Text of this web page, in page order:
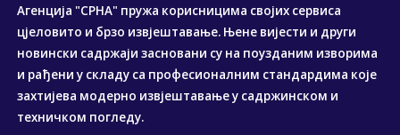
Агенција "СРНА" пружа корисницима својих сервиса
цјеловито и брзо извјештавање. Њене вијести и други
новински садржаји засновани су на поузданим изворима
и рађени у складу са професионалним стандардима које
захтијева модерно извјештавање у садржинском и
техничком погледу.